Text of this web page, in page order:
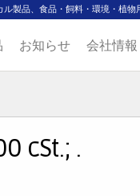
製品、食品・飼料・環境・植物
お知らせ 会社情報
cSt.; .